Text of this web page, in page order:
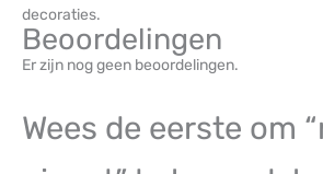
decoraties.
Beoordelingen
Er zijn nog geen beoordelingen.
Wees de eerste om